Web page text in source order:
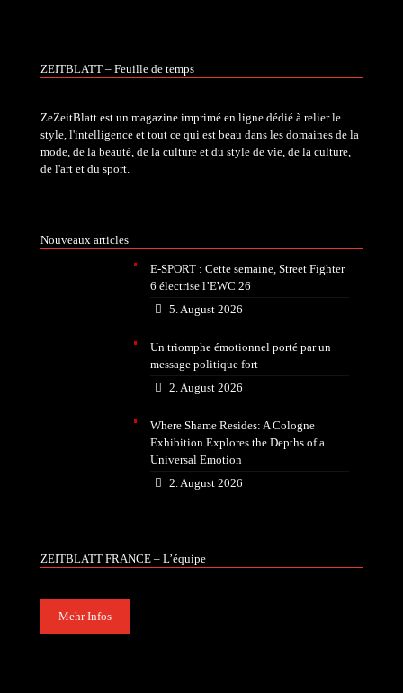
ZEITBLATT – Feuille de temps
ZeZeitBlatt est un magazine imprimé en ligne dédié à relier le
style, l'intelligence et tout ce qui est beau dans les domaines de la
mode, de la beauté, de la culture et du style de vie, de la culture,
de l'art et du sport.
Nouveaux articles
E-SPORT : Cette semaine, Street Fighter
6 électrise l’EWC 26
5. August 2026
Un triomphe émotionnel porté par un
message politique fort
2. August 2026
Where Shame Resides: A Cologne
Exhibition Explores the Depths of a
Universal Emotion
2. August 2026
ZEITBLATT FRANCE – L’équipe
Mehr Infos